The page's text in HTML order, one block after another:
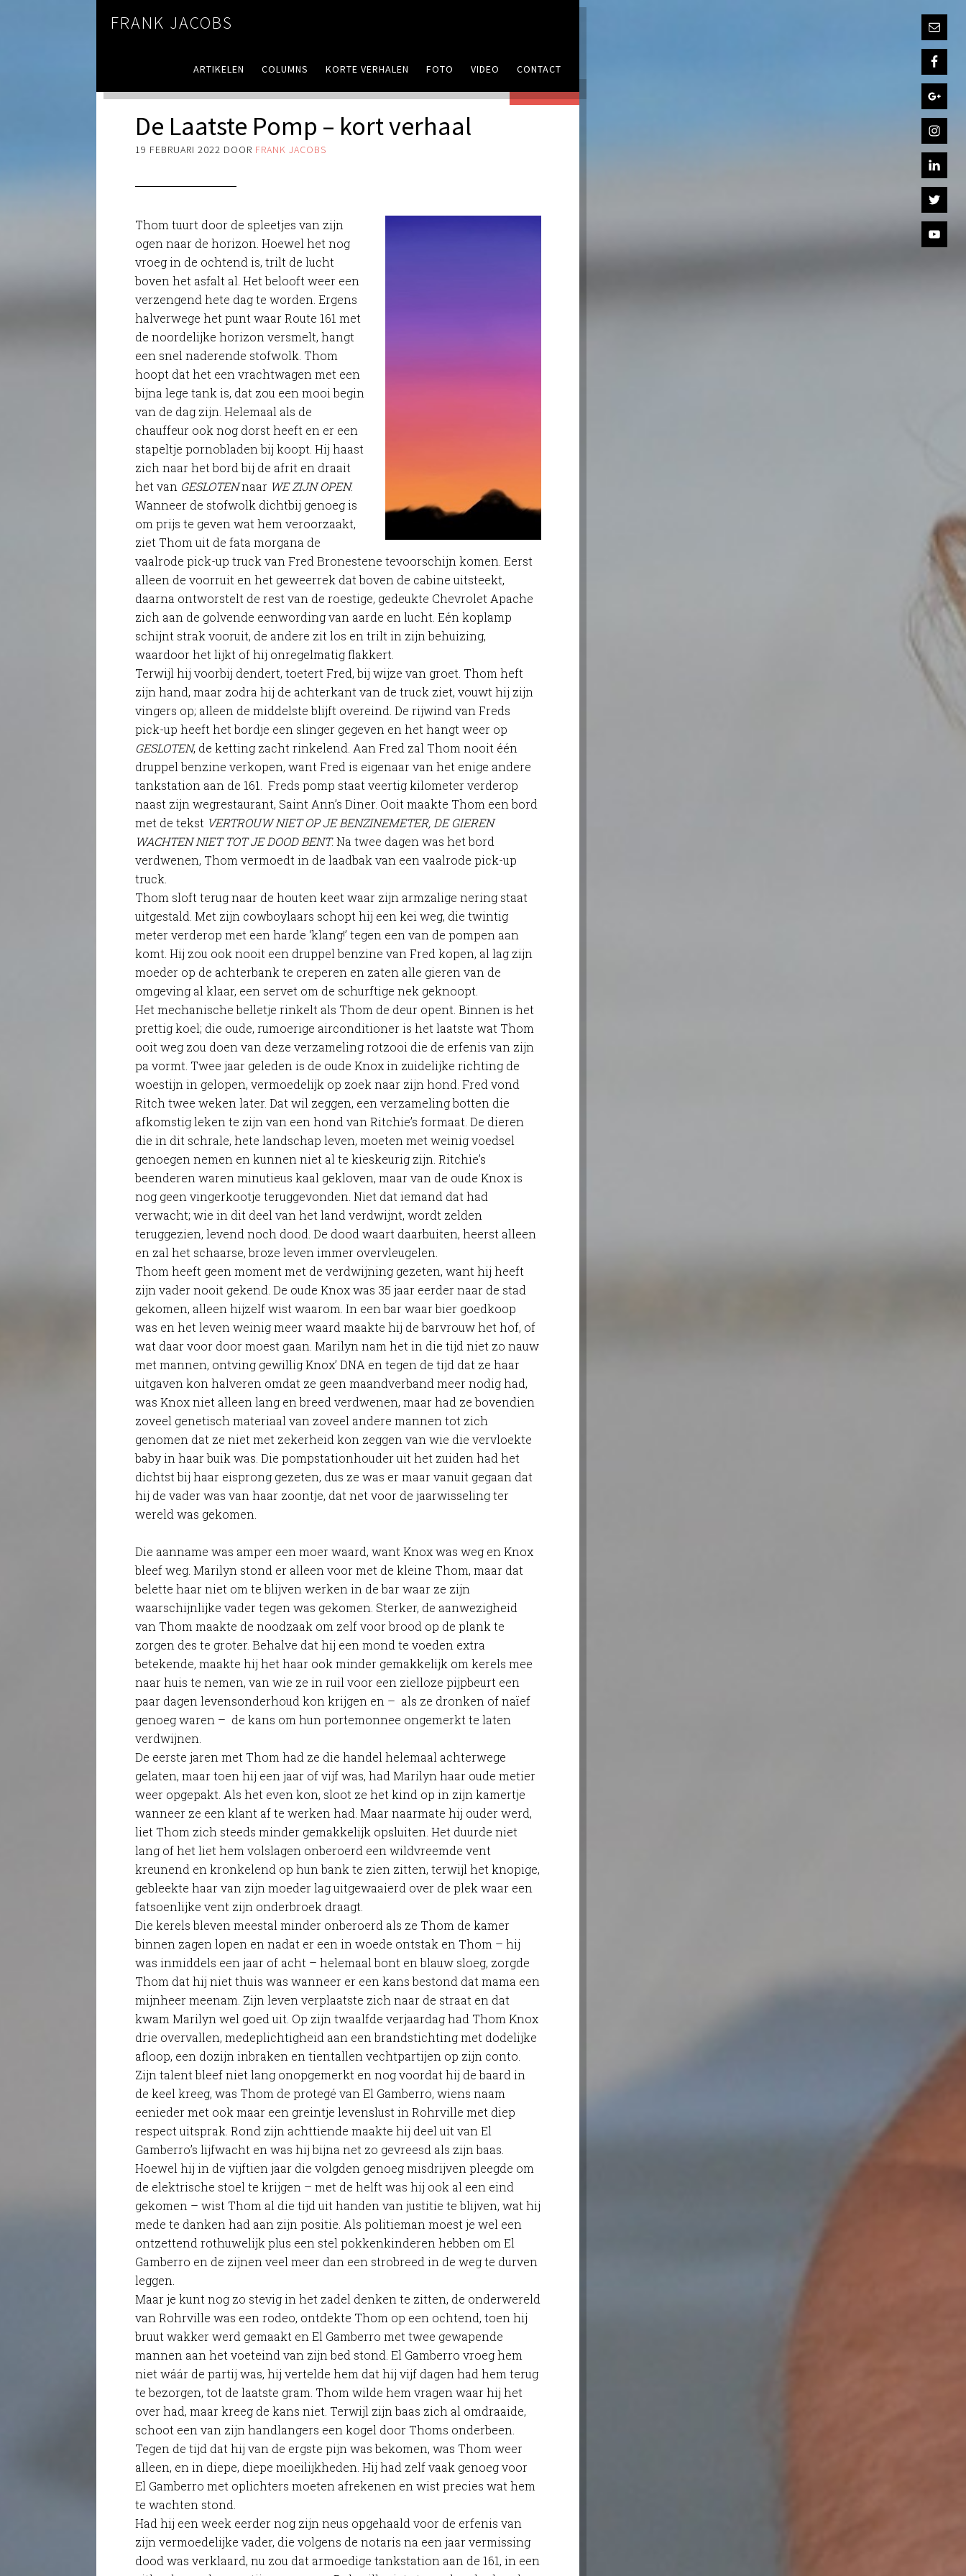
FRANK JACOBS
ARTIKELEN COLUMNS KORTE VERHALEN FOTO VIDEO CONTACT
De Laatste Pomp – kort verhaal
19 FEBRUARI 2022 DOOR FRANK JACOBS
Thom tuurt door de spleetjes van zijn
ogen naar de horizon. Hoewel het nog
vroeg in de ochtend is, trilt de lucht
boven het asfalt al. Het belooft weer een
verzengend hete dag te worden. Ergens
halverwege het punt waar Route 161 met
de noordelijke horizon versmelt, hangt
een snel naderende stofwolk. Thom
hoopt dat het een vrachtwagen met een
bijna lege tank is, dat zou een mooi begin
van de dag zijn. Helemaal als de
chauffeur ook nog dorst heeft en er een
stapeltje pornobladen bij koopt. Hij haast
zich naar het bord bij de afrit en draait
het van GESLOTENnaar WE ZIJN OPEN.
Wanneer de stofwolk dichtbij genoeg is
om prijs te geven wat hem veroorzaakt,
ziet Thom uit de fata morgana de
vaalrode pick-up truck van Fred Bronestene tevoorschijn komen. Eerst
alleen de voorruit en het geweerrek dat boven de cabine uitsteekt,
daarna ontworstelt de rest van de roestige, gedeukte Chevrolet Apache
zich aan de golvende eenwording van aarde en lucht. Eén koplamp
schijnt strak vooruit, de andere zit los en trilt in zijn behuizing,
waardoor het lijkt of hij onregelmatig flakkert.
Terwijl hij voorbij dendert, toetert Fred, bij wijze van groet. Thom heft
zijn hand, maar zodra hij de achterkant van de truck ziet, vouwt hij zijn
vingers op; alleen de middelste blijft overeind. De rijwind van Freds
pick-up heeft het bordje een slinger gegeven en het hangt weer op
GESLOTEN, de ketting zacht rinkelend. Aan Fred zal Thom nooit één
druppel benzine verkopen, want Fred is eigenaar van het enige andere
tankstation aan de 161. Freds pomp staat veertig kilometer verderop
naast zijn wegrestaurant, Saint Ann’s Diner. Ooit maakte Thom een bord
met de tekst VERTROUW NIET OP JE BENZINEMETER, DE GIEREN
WACHTEN NIET TOT JE DOOD BENT. Na twee dagen was het bord
verdwenen, Thom vermoedt in de laadbak van een vaalrode pick-up
truck.
Thom sloft terug naar de houten keet waar zijn armzalige nering staat
uitgestald. Met zijn cowboylaars schopt hij een kei weg, die twintig
meter verderop met een harde ‘klang!’ tegen een van de pompen aan
komt. Hij zou ook nooit een druppel benzine van Fred kopen, al lag zijn
moeder op de achterbank te creperen en zaten alle gieren van de
omgeving al klaar, een servet om de schurftige nek geknoopt.
Het mechanische belletje rinkelt als Thom de deur opent. Binnen is het
prettig koel; die oude, rumoerige airconditioner is het laatste wat Thom
ooit weg zou doen van deze verzameling rotzooi die de erfenis van zijn
pa vormt. Twee jaar geleden is de oude Knox in zuidelijke richting de
woestijn in gelopen, vermoedelijk op zoek naar zijn hond. Fred vond
Ritch twee weken later. Dat wil zeggen, een verzameling botten die
afkomstig leken te zijn van een hond van Ritchie’s formaat. De dieren
die in dit schrale, hete landschap leven, moeten met weinig voedsel
genoegen nemen en kunnen niet al te kieskeurig zijn. Ritchie’s
beenderen waren minutieus kaal gekloven, maar van de oude Knox is
nog geen vingerkootje teruggevonden. Niet dat iemand dat had
verwacht; wie in dit deel van het land verdwijnt, wordt zelden
teruggezien, levend noch dood. De dood waart daarbuiten, heerst alleen
en zal het schaarse, broze leven immer overvleugelen.
Thom heeft geen moment met de verdwijning gezeten, want hij heeft
zijn vader nooit gekend. De oude Knox was 35 jaar eerder naar de stad
gekomen, alleen hijzelf wist waarom. In een bar waar bier goedkoop
was en het leven weinig meer waard maakte hij de barvrouw het hof, of
wat daar voor door moest gaan. Marilyn nam het in die tijd niet zo nauw
met mannen, ontving gewillig Knox’ DNA en tegen de tijd dat ze haar
uitgaven kon halveren omdat ze geen maandverband meer nodig had,
was Knox niet alleen lang en breed verdwenen, maar had ze bovendien
zoveel genetisch materiaal van zoveel andere mannen tot zich
genomen dat ze niet met zekerheid kon zeggen van wie die vervloekte
baby in haar buik was. Die pompstationhouder uit het zuiden had het
dichtst bij haar eisprong gezeten, dus ze was er maar vanuit gegaan dat
hij de vader was van haar zoontje, dat net voor de jaarwisseling ter
wereld was gekomen.
Die aanname was amper een moer waard, want Knox was weg en Knox
bleef weg. Marilyn stond er alleen voor met de kleine Thom, maar dat
belette haar niet om te blijven werken in de bar waar ze zijn
waarschijnlijke vader tegen was gekomen. Sterker, de aanwezigheid
van Thom maakte de noodzaak om zelf voor brood op de plank te
zorgen des te groter. Behalve dat hij een mond te voeden extra
betekende, maakte hij het haar ook minder gemakkelijk om kerels mee
naar huis te nemen, van wie ze in ruil voor een zielloze pijpbeurt een
paar dagen levensonderhoud kon krijgen en – als ze dronken of naïef
genoeg waren – de kans om hun portemonnee ongemerkt te laten
verdwijnen.
De eerste jaren met Thom had ze die handel helemaal achterwege
gelaten, maar toen hij een jaar of vijf was, had Marilyn haar oude metier
weer opgepakt. Als het even kon, sloot ze het kind op in zijn kamertje
wanneer ze een klant af te werken had. Maar naarmate hij ouder werd,
liet Thom zich steeds minder gemakkelijk opsluiten. Het duurde niet
lang of het liet hem volslagen onberoerd een wildvreemde vent
kreunend en kronkelend op hun bank te zien zitten, terwijl het knopige,
gebleekte haar van zijn moeder lag uitgewaaierd over de plek waar een
fatsoenlijke vent zijn onderbroek draagt.
Die kerels bleven meestal minder onberoerd als ze Thom de kamer
binnen zagen lopen en nadat er een in woede ontstak en Thom – hij
was inmiddels een jaar of acht – helemaal bont en blauw sloeg, zorgde
Thom dat hij niet thuis was wanneer er een kans bestond dat mama een
mijnheer meenam. Zijn leven verplaatste zich naar de straat en dat
kwam Marilyn wel goed uit. Op zijn twaalfde verjaardag had Thom Knox
drie overvallen, medeplichtigheid aan een brandstichting met dodelijke
afloop, een dozijn inbraken en tientallen vechtpartijen op zijn conto.
Zijn talent bleef niet lang onopgemerkt en nog voordat hij de baard in
de keel kreeg, was Thom de protegé van El Gamberro, wiens naam
eenieder met ook maar een greintje levenslust in Rohrville met diep
respect uitsprak. Rond zijn achttiende maakte hij deel uit van El
Gamberro’s lijfwacht en was hij bijna net zo gevreesd als zijn baas.
Hoewel hij in de vijftien jaar die volgden genoeg misdrijven pleegde om
de elektrische stoel te krijgen – met de helft was hij ook al een eind
gekomen – wist Thom al die tijd uit handen van justitie te blijven, wat hij
mede te danken had aan zijn positie. Als politieman moest je wel een
ontzettend rothuwelijk plus een stel pokkenkinderen hebben om El
Gamberro en de zijnen veel meer dan een strobreed in de weg te durven
leggen.
Maar je kunt nog zo stevig in het zadel denken te zitten, de onderwereld
van Rohrville was een rodeo, ontdekte Thom op een ochtend, toen hij
bruut wakker werd gemaakt en El Gamberro met twee gewapende
mannen aan het voeteind van zijn bed stond. El Gamberro vroeg hem
niet wáár de partij was, hij vertelde hem dat hij vijf dagen had hem terug
te bezorgen, tot de laatste gram. Thom wilde hem vragen waar hij het
over had, maar kreeg de kans niet. Terwijl zijn baas zich al omdraaide,
schoot een van zijn handlangers een kogel door Thoms onderbeen.
Tegen de tijd dat hij van de ergste pijn was bekomen, was Thom weer
alleen, en in diepe, diepe moeilijkheden. Hij had zelf vaak genoeg voor
El Gamberro met oplichters moeten afrekenen en wist precies wat hem
te wachten stond.
Had hij een week eerder nog zijn neus opgehaald voor de erfenis van
zijn vermoedelijke vader, die volgens de notaris na een jaar vermissing
dood was verklaard, nu zou dat armoedige tankstation aan de 161, in een